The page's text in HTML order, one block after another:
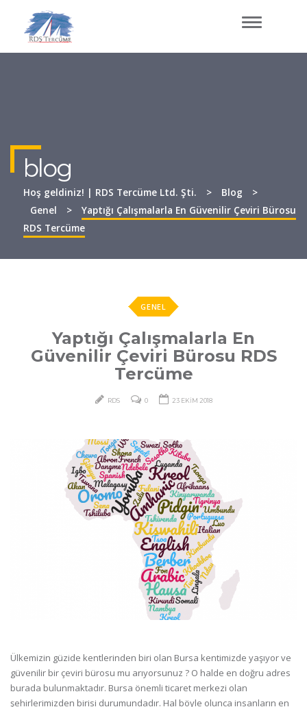
blog
Hoş geldiniz! | RDS Tercüme Ltd. Şti. > Blog
>
Genel
>
Yaptığı Çalışmalarla En Güvenilir Çeviri Bürosu
RDS Tercüme
GENEL
Yaptığı Çalışmalarla En
Güvenilir Çeviri Bürosu RDS
Tercüme
RDS 0 23 EKIM 2018
Ülkemizin güzide kentlerinden biri olan Bursa kentimizde yaşıyor ve
güvenilir bir çeviri bürosu mu arıyorsunuz ? O halde en doğru adres
burada bulunmaktadır. Bursa önemli ticaret merkezi olan
şehirlerimizden birisi durumundadır. Hal böyle olunca insanların en